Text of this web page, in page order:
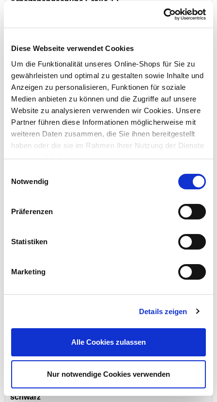
Diese Webseite verwendet Cookies
Um die Funktionalität unseres Online-Shops für Sie zu
gewährleisten und optimal zu gestalten sowie Inhalte und
Anzeigen zu personalisieren, Funktionen für soziale
Medien anbieten zu können und die Zugriffe auf unsere
Website zu analysieren verwenden wir Cookies. Unsere
Partner führen diese Informationen möglicherweise mit
weiteren Daten zusammen, die Sie ihnen bereitgestellt
haben oder die sie im Rahmen Ihrer Nutzung der Dienste
gesammelt haben.
Notwendig
Präferenzen
Statistiken
Marketing
Details zeigen
Alle Cookies zulassen
Nur notwendige Cookies verwenden
Arbeitshandschuhe Größe 12
Preis reduziert von
UVP 9,99 €auf
Menge
8,99 €
Einweghandschuhe Nitril Gr. 10 / XL, 100 Stück
schwarz